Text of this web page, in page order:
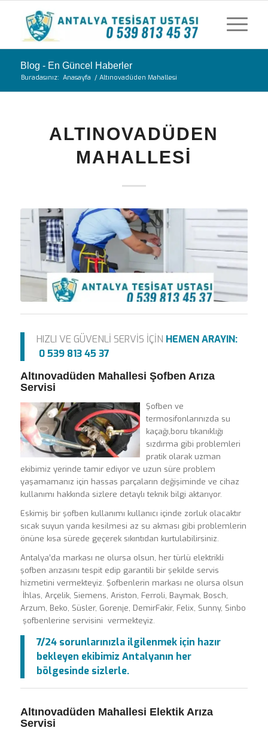
Blog - En Güncel Haberler
Buradasınız: Anasayfa / Altınovadüden Mahallesi
ALTINOVADÜDEN
MAHALLESI
HIZLI VE GÜVENLİ SERVİS İÇİN HEMEN ARAYIN:
0 539 813 45 37
Altınovadüden Mahallesi Şofben Arıza
Servisi
Şofben ve
termosifonlarınızda su
kaçağı,boru tıkanıklığı
sızdırma gibi problemleri
pratik olarak uzman
ekibimiz yerinde tamir ediyor ve uzun süre problem
yaşamamanız için hassas parçaların değişiminde ve cihaz
kullanımı hakkında sizlere detaylı teknik bilgi aktarıyor.
Eskimiş bir şofben kullanımı kullanıcı içinde zorluk olacaktır
sıcak suyun yarıda kesilmesi az su akması gibi problemlerin
önüne kısa sürede geçerek sıkıntıdan kurtulabilirsiniz.
Antalya’da markası ne olursa olsun, her türlü elektrikli
şofben arızasını tespit edip garantili bir şekilde servis
hizmetini vermekteyiz. Şofbenlerin markası ne olursa olsun
İhlas, Arçelik, Siemens, Ariston, Ferroli, Baymak, Bosch,
Arzum, Beko, Süsler, Gorenje, DemirFakir, Felix, Sunny, Sinbo
şofbenlerine servisini vermekteyiz.
7/24 sorunlarınızla ilgilenmek için hazır
bekleyen ekibimiz Antalyanın her
bölgesinde sizlerle.
Altınovadüden Mahallesi Elektik Arıza
Servisi